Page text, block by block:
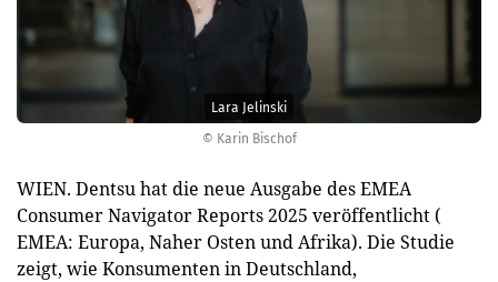
© Karin Bischof
Lara Jelinski
WIEN. Dentsu hat die neue Ausgabe des EMEA
Consumer Navigator Reports 2025 veröffentlicht (
EMEA: Europa, Naher Osten und Afrika). Die Studie
zeigt, wie Konsumenten in Deutschland,